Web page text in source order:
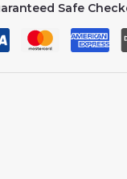
Safe